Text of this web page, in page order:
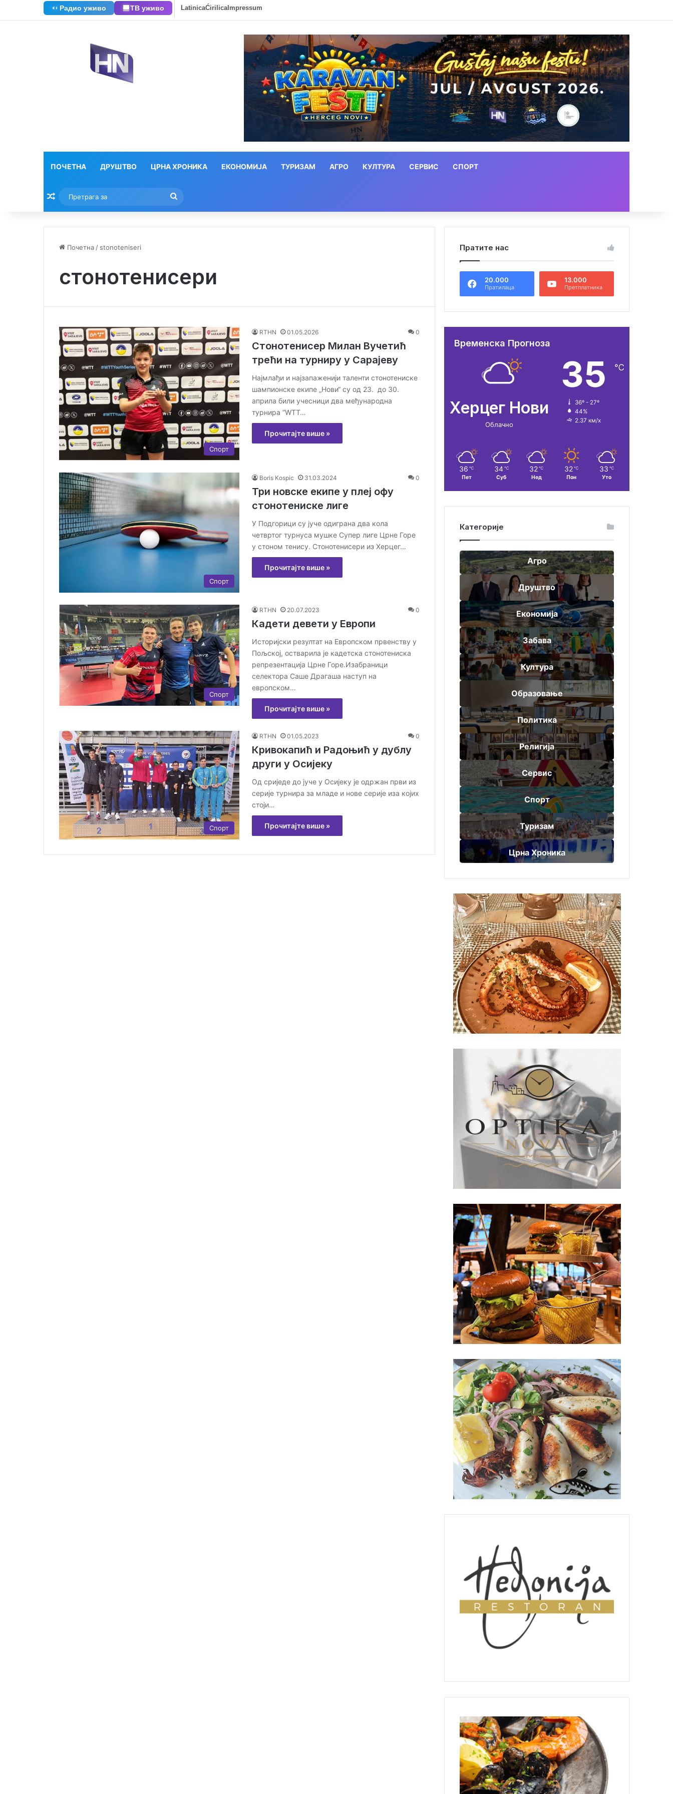
Радио уживо ТВ уживо LatinicaĆirilicaImpressum
ПОЧЕТНА ДРУШТВО ЦРНА ХРОНИКА ЕКОНОМИЈА ТУРИЗАМ АГРО КУЛТУРА СЕРВИС СПОРТ
Насумични текстови
за
Почетна / stonoteniseri
стонотенисери
Спорт
RTHN 01.05.2026 0
Стонотенисер Милан Вучетић
трећи на турниру у Сарајеву
Најмлађи и најзапаженији таленти стонотениске
шампионске екипе „Нови“ су од 23. до 30.
априла били учесници два међународна
турнира “WTT…
Прочитајте више »
Спорт
Boris Kospic 31.03.2024 0
Три новске екипе у плеј офу
стонотениске лиге
У Подгорици су јуче одиграна два кола
четвртог турнуса мушке Супер лиге Црне Горе
у стоном тенису. Стонотенисери из Херцег…
Прочитајте више »
Спорт
RTHN 20.07.2023 0
Кадети девети у Европи
Историјски резултат на Европском првенству у
Пољској, остварила је кадетска стонотениска
репрезентација Црне Горе.Изабраници
селектора Саше Драгаша наступ на
европском…
Прочитајте више »
Спорт
RTHN 01.05.2023 0
Кривокапић и Радоњић у дублу
други у Осијеку
Од сриједе до јуче у Осијеку je одржан први из
серије турнира за младе и нове серије иза којих
стоји…
Прочитајте више »
Пратите нас
20.000
Пратилаца
13.000
Претплатника
Временска Прогноза
Херцег Нови
Облачно
35 ℃
36º - 27º
44%
2.37 км/х
36 ℃
Пет
34 ℃
Суб
32 ℃
Нед
32 ℃
Пон
33 ℃
Уто
Категорије
Агро
Друштво
Економија
Забава
Култура
Образовање
Политика
Религија
Сервис
Спорт
Туризам
Црна Хроника